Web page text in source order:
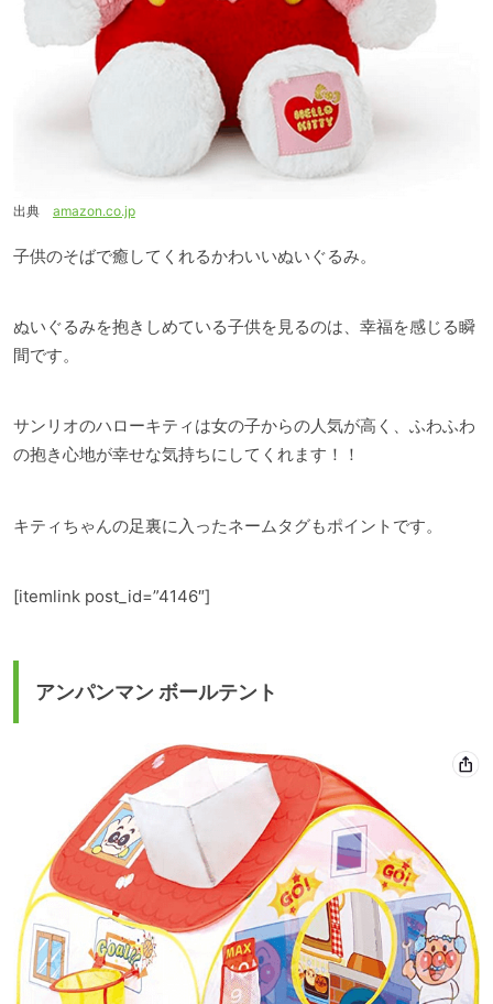
出典 amazon.co.jp
子供のそばで癒してくれるかわいいぬいぐるみ。
ぬいぐるみを抱きしめている子供を見るのは、幸福を感じる瞬
間です。
サンリオのハローキティは女の子からの人気が高く、ふわふわ
の抱き心地が幸せな気持ちにしてくれます！！
キティちゃんの足裏に入ったネームタグもポイントです。
[itemlink post_id=”4146″]
アンパンマン ボールテント